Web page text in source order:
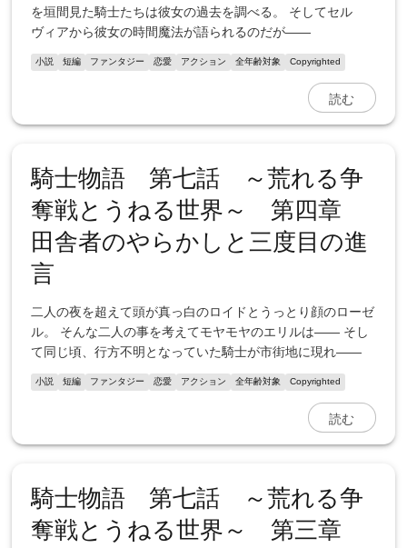
を垣間見た騎士たちは彼女の過去を調べる。 そしてセル
ヴィアから彼女の時間魔法が語られるのだが――
小説 短編 ファンタジー 恋愛 アクション 全年齢対象 Copyrighted
読む
騎士物語 第七話 ～荒れる争
奪戦とうねる世界～ 第四章
田舎者のやらかしと三度目の進
言
二人の夜を超えて頭が真っ白のロイドとうっとり顔のローゼ
ル。 そんな二人の事を考えてモヤモヤのエリルは―― そし
て同じ頃、行方不明となっていた騎士が市街地に現れ――
小説 短編 ファンタジー 恋愛 アクション 全年齢対象 Copyrighted
読む
騎士物語 第七話 ～荒れる争
奪戦とうねる世界～ 第三章